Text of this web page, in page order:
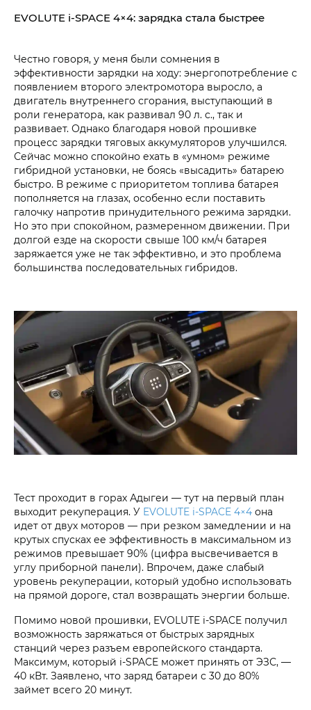
EVOLUTE i‑SPACE 4×4: зарядка стала быстрее
Честно говоря, у меня были сомнения в
эффективности зарядки на ходу: энергопотребление с
появлением второго электромотора выросло, а
двигатель внутреннего сгорания, выступающий в
роли генератора, как развивал 90 л. с., так и
развивает. Однако благодаря новой прошивке
процесс зарядки тяговых аккумуляторов улучшился.
Сейчас можно спокойно ехать в «умном» режиме
гибридной установки, не боясь «высадить» батарею
быстро. В режиме с приоритетом топлива батарея
пополняется на глазах, особенно если поставить
галочку напротив принудительного режима зарядки.
Но это при спокойном, размеренном движении. При
долгой езде на скорости свыше 100 км/ч батарея
заряжается уже не так эффективно, и это проблема
большинства последовательных гибридов.
Тест проходит в горах Адыгеи — тут на первый план
выходит рекуперация. У EVOLUTE i‑SPACE 4×4 она
идет от двух моторов — при резком замедлении и на
крутых спусках ее эффективность в максимальном из
режимов превышает 90% (цифра высвечивается в
углу приборной панели). Впрочем, даже слабый
уровень рекуперации, который удобно использовать
на прямой дороге, стал возвращать энергии больше.
Помимо новой прошивки, EVOLUTE i‑SPACE получил
возможность заряжаться от быстрых зарядных
станций через разъем европейского стандарта.
Максимум, который i‑SPACE может принять от ЭЗС, —
40 кВт. Заявлено, что заряд батареи с 30 до 80%
займет всего 20 минут.